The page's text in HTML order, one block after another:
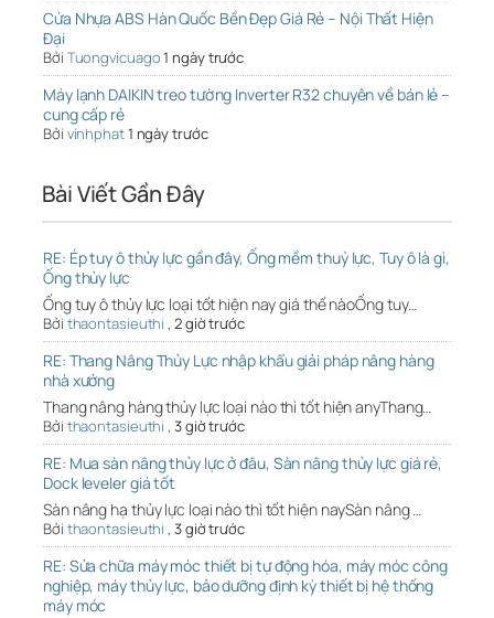
Cửa Nhựa ABS Hàn Quốc Bền Đẹp Giá Rẻ – Nội Thất Hiện
Đại
Bởi Tuongvicuago1 ngày trước
Máy lạnh DAIKIN treo tường Inverter R32 chuyên về bán lẻ –
cung cấp rẻ
Bởi vinhphat1 ngày trước
Bài Viết Gần Đây
RE: Ép tuy ô thủy lực gần đây, Ống mềm thuỷ lực, Tuy ô là gì,
Ống thủy lực
Ống tuy ô thủy lực loại tốt hiện nay giá thế nàoỐng tuy…
Bởi thaontasieuthi , 2 giờ trước
RE: Thang Nâng Thủy Lực nhập khẩu giải pháp nâng hàng
nhà xưởng
Thang nâng hàng thủy lực loại nào thì tốt hiện anyThang…
Bởi thaontasieuthi , 3 giờ trước
RE: Mua sàn nâng thủy lực ở đâu, Sàn nâng thủy lực giá rẻ,
Dock leveler giá tốt
Sàn nâng hạ thủy lực loại nào thì tốt hiện naySàn nâng …
Bởi thaontasieuthi , 3 giờ trước
RE: Sửa chữa máy móc thiết bị tự động hóa, máy móc công
nghiệp, máy thủy lực, bảo dưỡng định kỳ thiết bị hệ thống
máy móc